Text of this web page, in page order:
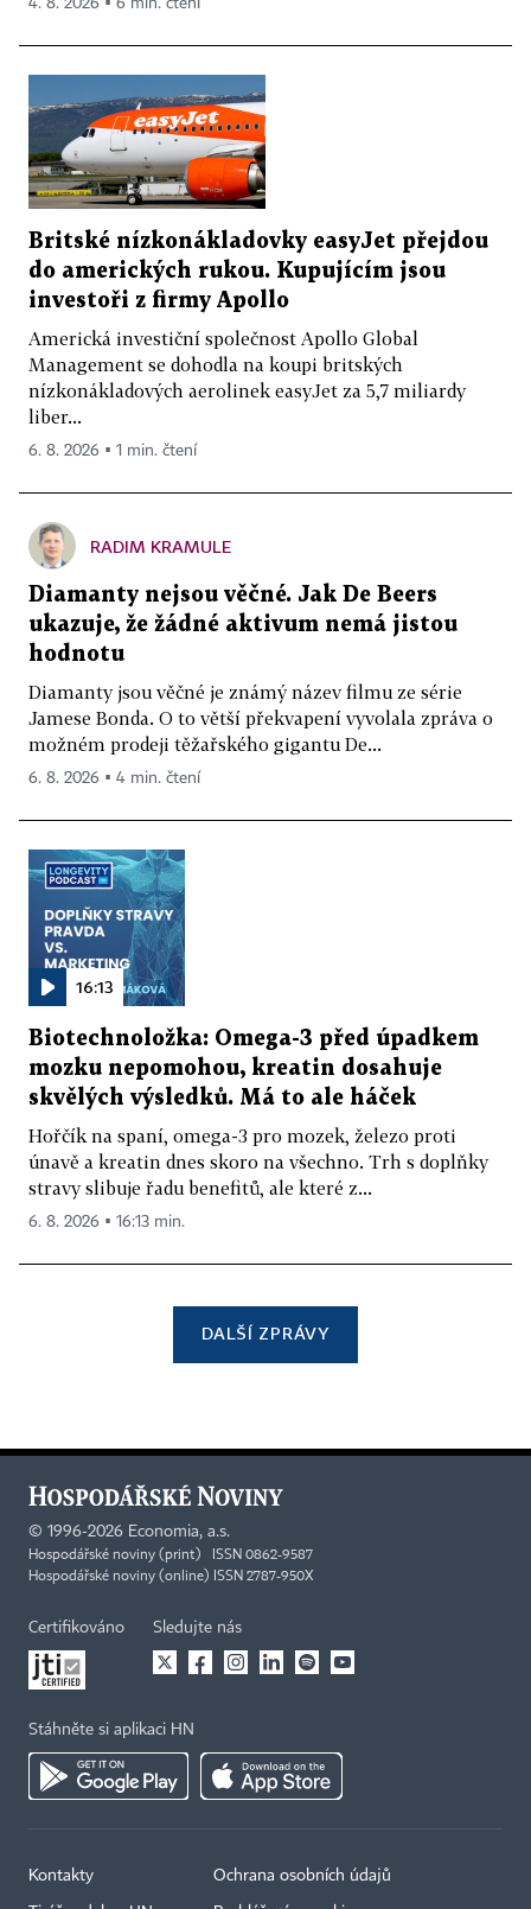
4. 8. 2026 ▪ 6 min. čtení
Britské nízkonákladovky easyJet přejdou
do amerických rukou. Kupujícím jsou
investoři z firmy Apollo
Americká investiční společnost Apollo Global
Management se dohodla na koupi britských
nízkonákladových aerolinek easyJet za 5,7 miliardy
liber...
6. 8. 2026 ▪ 1 min. čtení
RADIM KRAMULE
Diamanty nejsou věčné. Jak De Beers
ukazuje, že žádné aktivum nemá jistou
hodnotu
Diamanty jsou věčné je známý název filmu ze série
Jamese Bonda. O to větší překvapení vyvolala zpráva o
možném prodeji těžařského gigantu De...
6. 8. 2026 ▪ 4 min. čtení
16:13
Biotechnoložka: Omega-3 před úpadkem
mozku nepomohou, kreatin dosahuje
skvělých výsledků. Má to ale háček
Hořčík na spaní, omega-3 pro mozek, železo proti
únavě a kreatin dnes skoro na všechno. Trh s doplňky
stravy slibuje řadu benefitů, ale které z...
6. 8. 2026 ▪ 16:13 min.
DALŠÍ ZPRÁVY
© 1996-2026 Economia, a.s.
Hospodářské noviny (print) ISSN 0862-9587
Hospodářské noviny (online) ISSN 2787-950X
Certifikováno Sledujte nás
Stáhněte si aplikaci HN
Kontakty Ochrana osobních údajů